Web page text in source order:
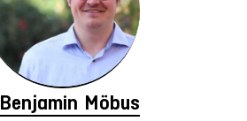
Benjamin Möbus